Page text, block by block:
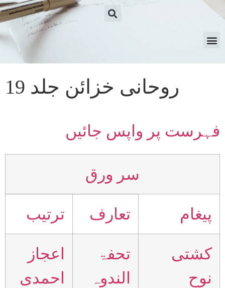
روحانی خزائن جلد 19
فہرست پر واپس جائیں
سر ورق
پیغام تعارف ترتیب
کشتی
نوح
تحفۃ
الندوہ
اعجاز
احمدی